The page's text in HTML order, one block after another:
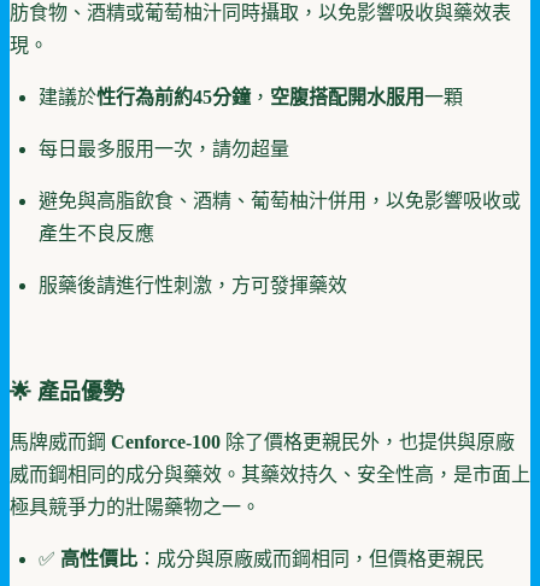
肪食物、酒精或葡萄柚汁同時攝取，以免影響吸收與藥效表
現。
建議於性行為前約45分鐘， 空腹搭配開水服用一顆
每日最多服用一次，請勿超量
避免與高脂飲食、酒精、葡萄柚汁併用，以免影響吸收或
產生不良反應
服藥後請進行性刺激，方可發揮藥效
🌟 產品優勢
馬牌威而鋼 Cenforce-100 除了價格更親民外，也提供與原廠
威而鋼相同的成分與藥效。其藥效持久、安全性高，是市面上
極具競爭力的壯陽藥物之一。
✅ 高性價比 ：成分與原廠威而鋼相同，但價格更親民